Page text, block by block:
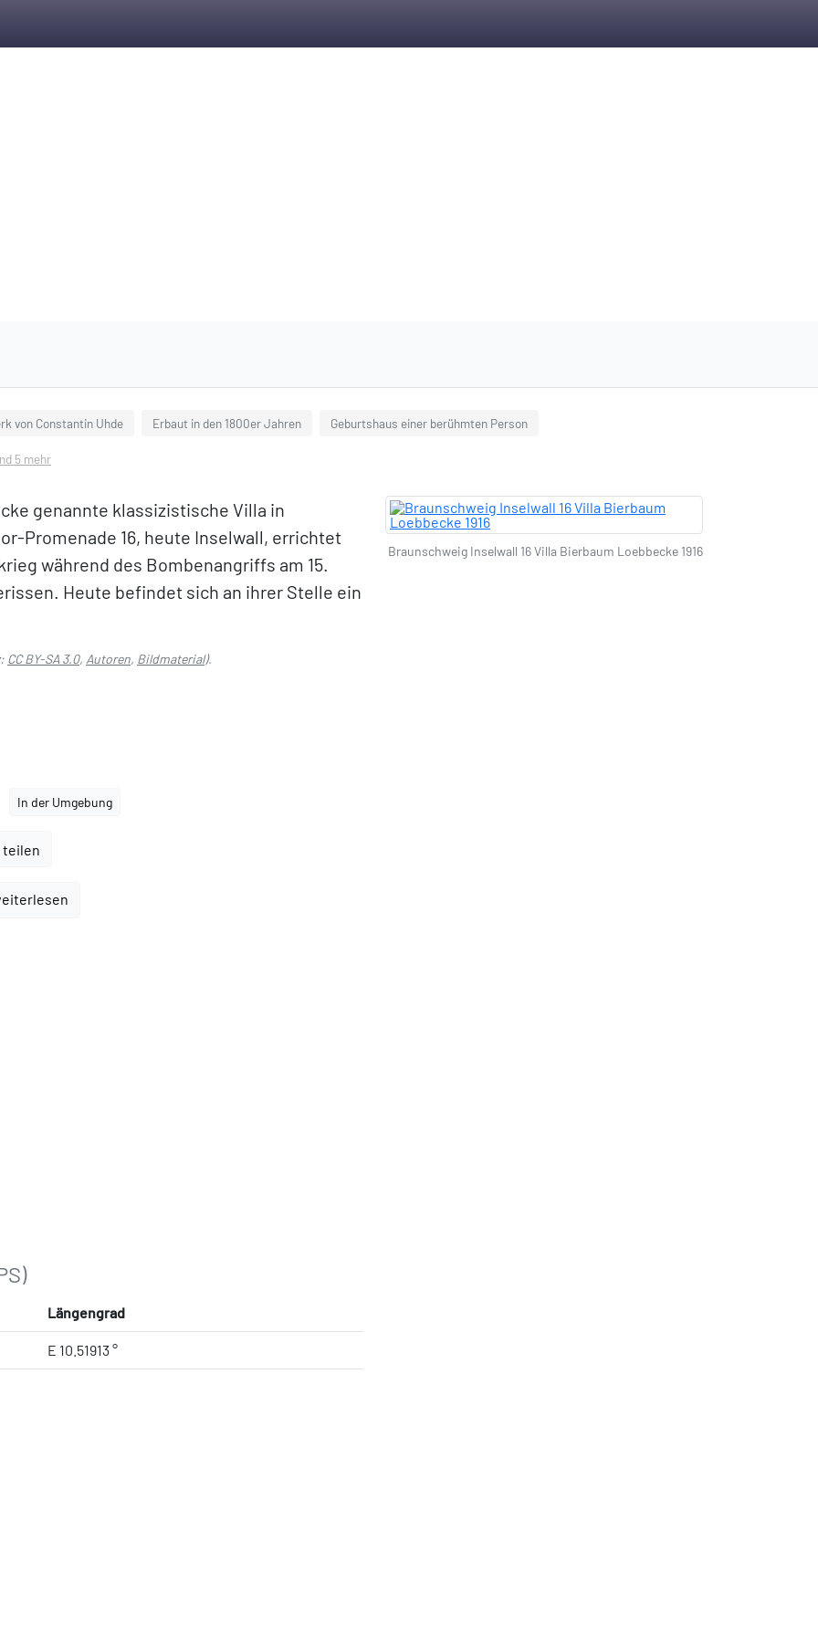
von Constantin Uhde Erbaut in den 1800er Jahren Geburtshaus einer berühmten Person
5 mehr
genannte klassizistische Villa in
Promenade 16, heute Inselwall, errichtet
während des Bombenangriffs am 15.
Heute befindet sich an ihrer Stelle ein
CC BY-SA 3.0, Autoren, Bildmaterial).
In der Umgebung
teilen
Längengrad
E 10.51913 °
Braunschweig Inselwall 16 Villa Bierbaum Loebbecke 1916